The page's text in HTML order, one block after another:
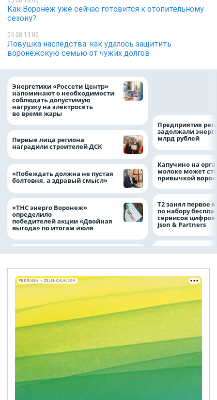
Как Воронеж уже сейчас готовится к отопительному
сезону?
05.08 13:00
Ловушка наследства: как удалось защитить
воронежскую семью от чужих долгов
Энергетики «Россети Центр»
напоминают о необходимости
соблюдать допустимую
нагрузку на электросеть
во время жары
Первые лица региона
наградили строителей ДСК
«Побеждать должна не пустая
болтовня, а здравый смысл»
«ТНС энерго Воронеж»
определило
победителей акции «Двойная
выгода» по итогам июля
Предприятия
задолжали
млрд рублей
Капучино на
молоке может
привычкой
Т2 занял первое
по набору
сервисов
Json & Partners
РЕКЛАМА • ZELENCHUK.COM